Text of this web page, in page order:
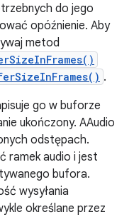
do jego
opóźnienie. Aby
metod
.
go w buforze
ukończony. AAudio
odstępach.
ramek audio i jest
bufora.
wysyłania
określane przez